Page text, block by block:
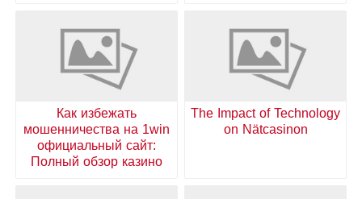
The Impact of Technology
on Nätcasinon
Как избежать
мошенничества на 1win
официальный сайт:
Полный обзор казино